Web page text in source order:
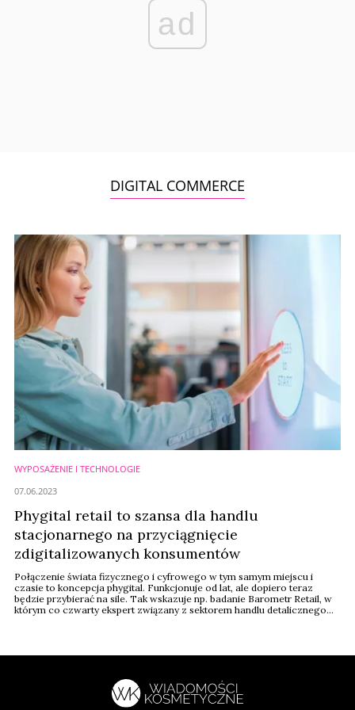
ad
DIGITAL COMMERCE
WYPOSAŻENIE I TECHNOLOGIE
Phygital retail to szansa dla handlu
stacjonarnego na przyciągnięcie
zdigitalizowanych konsumentów
Połączenie świata fizycznego i cyfrowego w tym samym miejscu i
czasie to koncepcja phygital. Funkcjonuje od lat, ale dopiero teraz
będzie przybierać na sile. Tak wskazuje np. badanie Barometr Retail, w
którym co czwarty ekspert związany z sektorem handlu detalicznego
07.06.2023